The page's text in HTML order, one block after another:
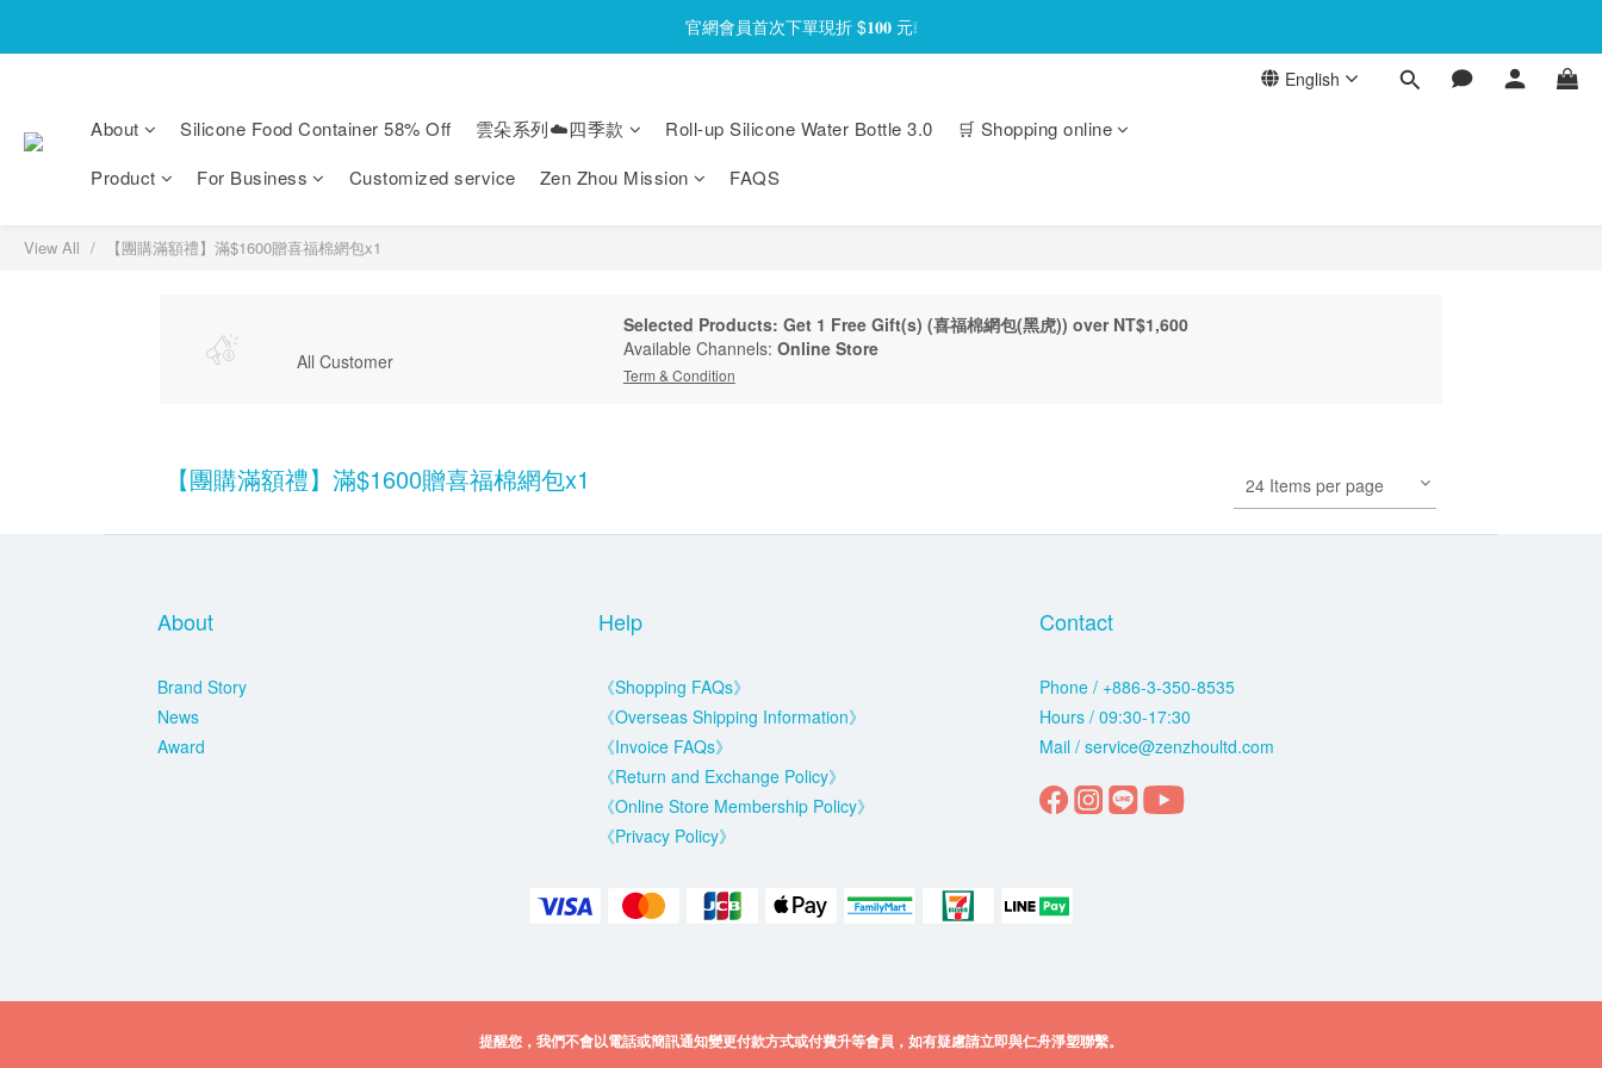
官網會員首次下單現折 $𝟏𝟎𝟎 元❕
官網會員首次下單現折 $𝟏𝟎𝟎 元❕
官網會員首次下單現折 $𝟏𝟎𝟎 元❕
English
About Silicone Food Container 58% Off 雲朵系列☁️四季款 Roll-up Silicone Water Bottle 3.0
🛒 Shopping online
Product
For Business Customized service Zen Zhou Mission FAQS
View All 【團購滿額禮】滿$1600贈喜福棉網包x1
All Customer
Selected Products: Get 1 Free Gift(s) (喜福棉網包(黑虎)) over NT$1,600
Available Channels: Online Store
Term & Condition
【團購滿額禮】滿$1600贈喜福棉網包x1 24 Items per page
About
Brand Story
News
Award
Help
《Shopping FAQs》
《Overseas Shipping Information》
《Invoice FAQs》
《Return and Exchange Policy》
《Online Store Membership Policy》
《Privacy Policy》
Contact
Phone / +886-3-350-8535
Hours / 09:30-17:30
Mail / service@zenzhoultd.com
提醒您，我們不會以電話或簡訊通知變更付款方式或付費升等會員，如有疑慮請立即與仁舟淨塑聯繫。